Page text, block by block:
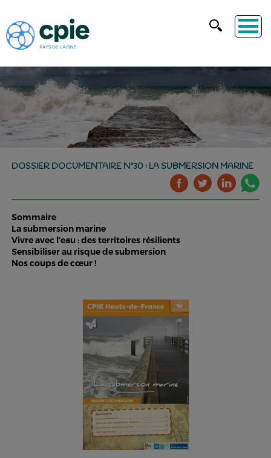
DOSSIER DOCUMENTAIRE N°30 : LA SUBMERSION MARINE
Sommaire
La submersion marine
Vivre avec l’eau : des territoires résilients
Sensibiliser au risque de submersion
Nos coups de cœur !